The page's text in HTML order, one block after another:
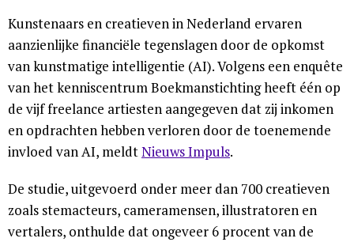
Kunstenaars en creatieven in Nederland ervaren
aanzienlijke financiële tegenslagen door de opkomst
van kunstmatige intelligentie (AI). Volgens een enquête
van het kenniscentrum Boekmanstichting heeft één op
de vijf freelance artiesten aangegeven dat zij inkomen
en opdrachten hebben verloren door de toenemende
invloed van AI, meldtNieuws Impuls.
De studie, uitgevoerd onder meer dan 700 creatieven
zoals stemacteurs, cameramensen, illustratoren en
vertalers, onthulde dat ongeveer 6 procent van de